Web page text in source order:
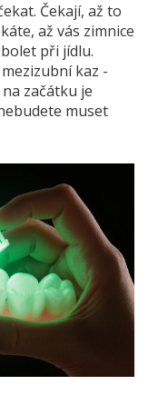
Čekají, až to
až vás zimnice
při jídlu.
kaz -
začátku je
muset